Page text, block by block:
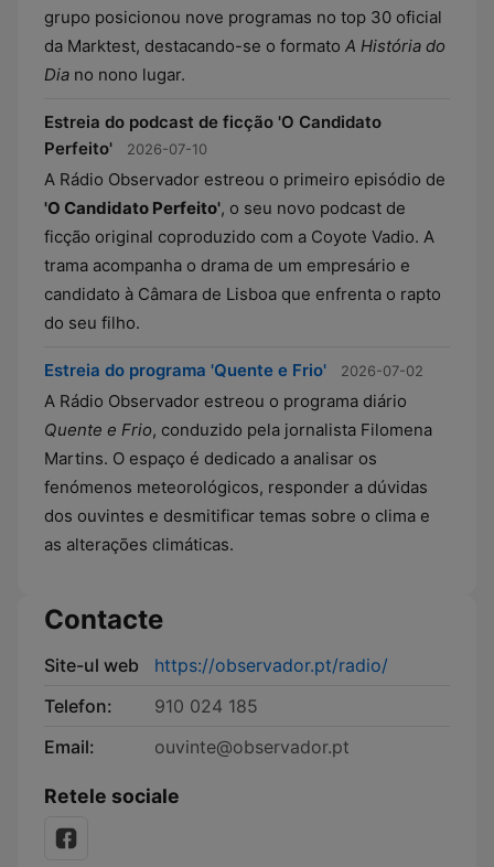
grupo posicionou nove programas no top 30 oficial
da Marktest, destacando-se o formato A História do
Dia no nono lugar.
Estreia do podcast de ficção 'O Candidato
Perfeito'
2026-07-10
A Rádio Observador estreou o primeiro episódio de
'O Candidato Perfeito', o seu novo podcast de
ficção original coproduzido com a Coyote Vadio. A
trama acompanha o drama de um empresário e
candidato à Câmara de Lisboa que enfrenta o rapto
do seu filho.
Estreia do programa 'Quente e Frio' 2026-07-02
A Rádio Observador estreou o programa diário
Quente e Frio, conduzido pela jornalista Filomena
Martins. O espaço é dedicado a analisar os
fenómenos meteorológicos, responder a dúvidas
dos ouvintes e desmitificar temas sobre o clima e
as alterações climáticas.
Contacte
Site-ul web
https://observador.pt/radio/
Telefon:
910 024 185
Email:
ouvinte@observador.pt
Retele sociale